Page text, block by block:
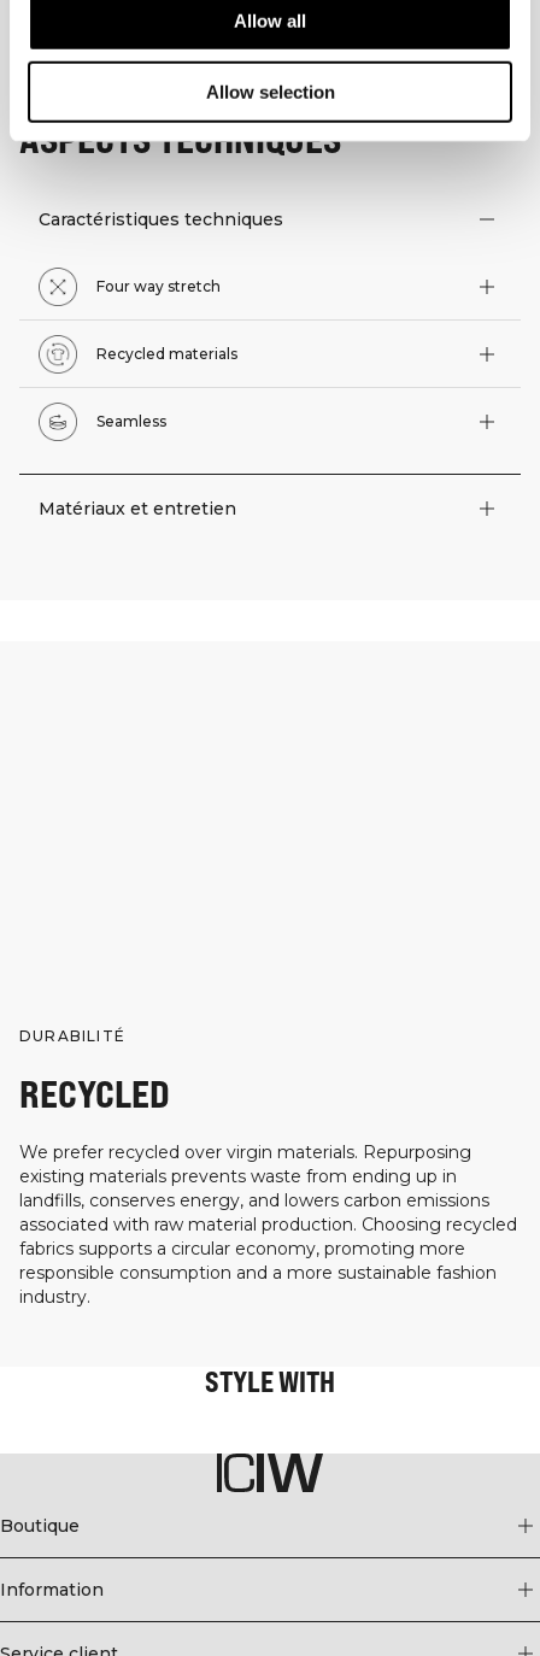
Allow all
Allow selection
ASPECTS TECHNIQUES
Caractéristiques techniques
Four way stretch
Recycled materials
Seamless
Matériaux et entretien
DURABILITÉ
RECYCLED
We prefer recycled over virgin materials. Repurposing
existing materials prevents waste from ending up in
landfills, conserves energy, and lowers carbon emissions
associated with raw material production. Choosing recycled
fabrics supports a circular economy, promoting more
responsible consumption and a more sustainable fashion
industry.
STYLE WITH
Boutique
Information